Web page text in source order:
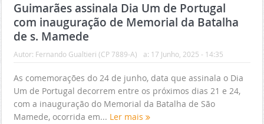
Guimarães assinala Dia Um de Portugal
com inauguração de Memorial da Batalha
de s. Mamede
Autor: Fernando Gualtieri (CP 7889-A) a: 17 Junho, 2025 - 14:35
As comemorações do 24 de junho, data que assinala o Dia
Um de Portugal decorrem entre os próximos dias 21 e 24,
com a inauguração do Memorial da Batalha de São
Mamede, ocorrida em... Ler mais